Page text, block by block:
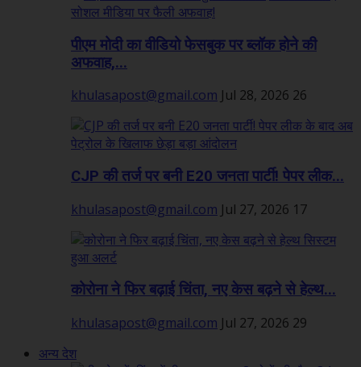
पीएम मोदी का वीडियो फेसबुक पर ब्लॉक होने की
अफवाह,...
khulasapost@gmail.com Jul 28, 2026 26
CJP की तर्ज पर बनी E20 जनता पार्टी! पेपर लीक...
khulasapost@gmail.com Jul 27, 2026 17
कोरोना ने फिर बढ़ाई चिंता, नए केस बढ़ने से हेल्थ...
khulasapost@gmail.com Jul 27, 2026 29
अन्य देश